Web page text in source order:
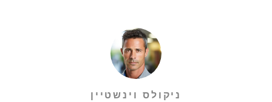
ניקולס וינשטיין